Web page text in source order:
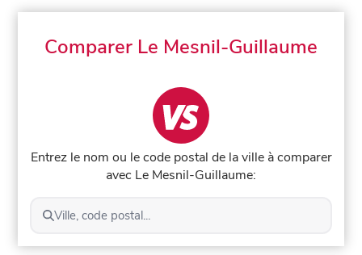
Comparer Le Mesnil-Guillaume
Entrez le nom ou le code postal de la ville à comparer
avec Le Mesnil-Guillaume:
Ville, code postal...